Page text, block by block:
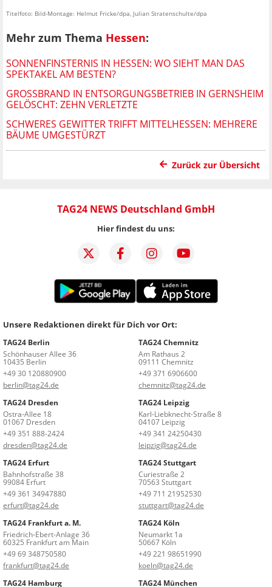
Titelfoto: Bild-Montage: Helmut Fricke/dpa, Julian Stratenschulte/dpa
Mehr zum Thema Hessen:
SONNENFINSTERNIS IN HESSEN: WO SIEHT MAN DAS
SPEKTAKEL AM BESTEN?
GROSSBRAND IN ENTSORGUNGSBETRIEB IN GERNSHEIM G
ELÖSCHT: ZEHN VERLETZTE
SCHWERES GEWITTER TRIFFT MITTELHESSEN: MEHRERE
BÄUME UMGESTÜRZT
Zurück zur Übersicht
TAG24 NEWS Deutschland GmbH
Hier findest du uns:
Unsere Redaktionen direkt für Dich vor Ort:
TAG24 Berlin
Schönhauser Allee 36
10435 Berlin
+49 30 120880900
berlin@tag24.de
TAG24 Chemnitz
Am Rathaus 2
09111 Chemnitz
+49 371 6906600
chemnitz@tag24.de
TAG24 Dresden
Ostra-Allee 18
01067 Dresden
+49 351 888-2424
dresden@tag24.de
TAG24 Leipzig
Karl-Liebknecht-Straße 8
04107 Leipzig
+49 341 24250430
leipzig@tag24.de
TAG24 Erfurt
Bahnhofstraße 38
99084 Erfurt
+49 361 34947880
erfurt@tag24.de
TAG24 Stuttgart
Curiestraße 2
70563 Stuttgart
+49 711 21952530
stuttgart@tag24.de
TAG24 Frankfurt a. M.
Friedrich-Ebert-Anlage 36
60325 Frankfurt am Main
+49 69 348750580
frankfurt@tag24.de
TAG24 Köln
Neumarkt 1a
50667 Köln
+49 221 98651990
koeln@tag24.de
TAG24 Hamburg
TAG24 München